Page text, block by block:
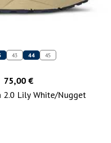
43 44 45
75,00 €
2.0 Lily White/Nugget